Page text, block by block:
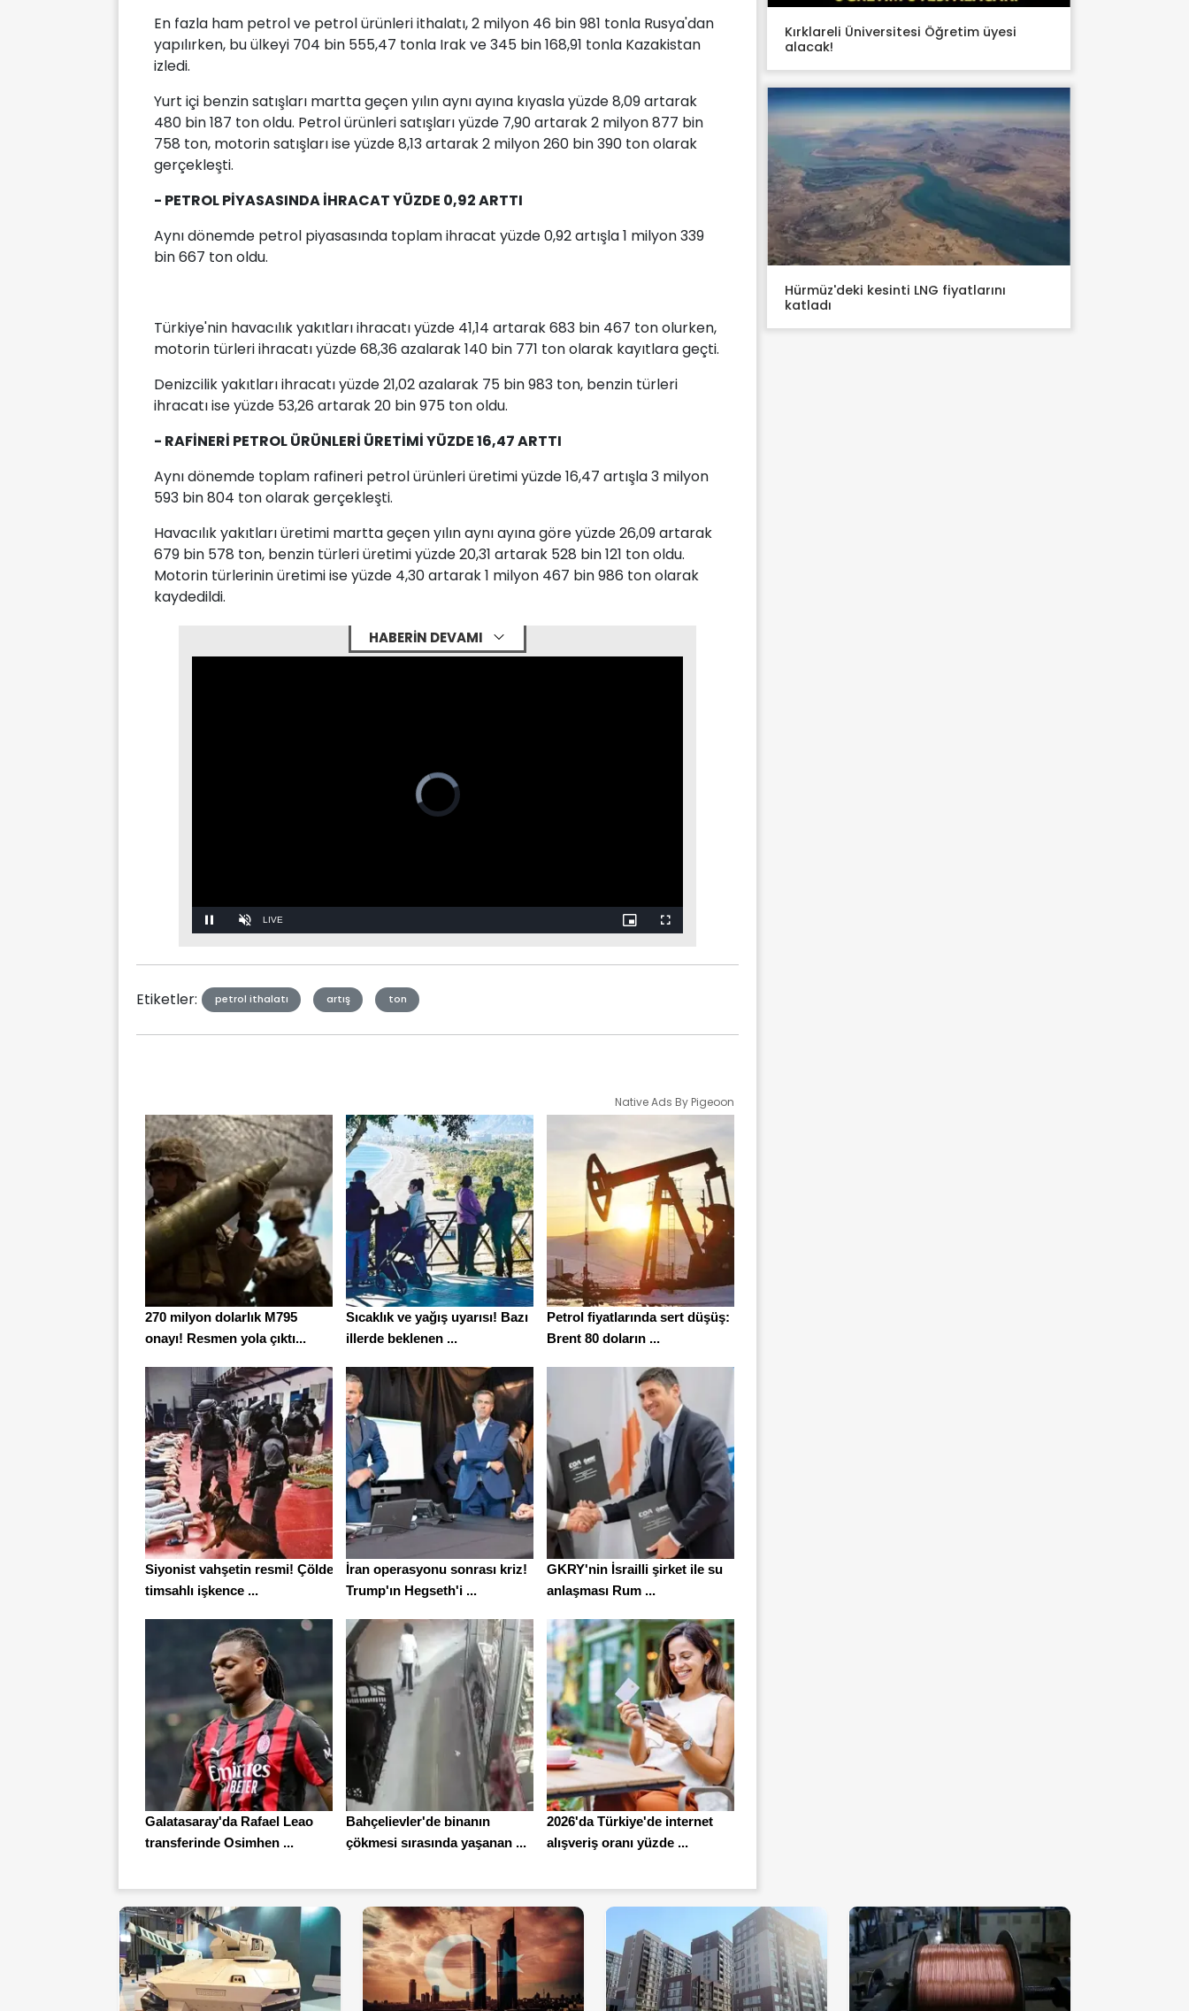
En fazla ham petrol ve petrol ürünleri ithalatı, 2 milyon 46 bin 981 tonla Rusya'dan
yapılırken, bu ülkeyi 704 bin 555,47 tonla Irak ve 345 bin 168,91 tonla Kazakistan
izledi.
Yurt içi benzin satışları martta geçen yılın aynı ayına kıyasla yüzde 8,09 artarak
480 bin 187 ton oldu. Petrol ürünleri satışları yüzde 7,90 artarak 2 milyon 877 bin
758 ton, motorin satışları ise yüzde 8,13 artarak 2 milyon 260 bin 390 ton olarak
gerçekleşti.
- PETROL PİYASASINDA İHRACAT YÜZDE 0,92 ARTTI
Aynı dönemde petrol piyasasında toplam ihracat yüzde 0,92 artışla 1 milyon 339
bin 667 ton oldu.
Türkiye'nin havacılık yakıtları ihracatı yüzde 41,14 artarak 683 bin 467 ton olurken,
motorin türleri ihracatı yüzde 68,36 azalarak 140 bin 771 ton olarak kayıtlara geçti.
Denizcilik yakıtları ihracatı yüzde 21,02 azalarak 75 bin 983 ton, benzin türleri
ihracatı ise yüzde 53,26 artarak 20 bin 975 ton oldu.
- RAFİNERİ PETROL ÜRÜNLERİ ÜRETİMİ YÜZDE 16,47 ARTTI
Aynı dönemde toplam rafineri petrol ürünleri üretimi yüzde 16,47 artışla 3 milyon
593 bin 804 ton olarak gerçekleşti.
Havacılık yakıtları üretimi martta geçen yılın aynı ayına göre yüzde 26,09 artarak
679 bin 578 ton, benzin türleri üretimi yüzde 20,31 artarak 528 bin 121 ton oldu.
Motorin türlerinin üretimi ise yüzde 4,30 artarak 1 milyon 467 bin 986 ton olarak
kaydedildi.
HABERİN DEVAMI
Unmute Stream
Etiketler: petrol ithalatı artış ton
Native Ads By Pigeoon
270 milyon dolarlık M795
onayı! Resmen yola çıktı...
Sıcaklık ve yağış uyarısı! Bazı
illerde beklenen ...
Petrol fiyatlarında sert düşüş:
Brent 80 doların ...
Siyonist vahşetin resmi! Çölde
timsahlı işkence ...
İran operasyonu sonrası kriz!
Trump'ın Hegseth'i ...
GKRY'nin İsrailli şirket ile su
anlaşması Rum ...
Galatasaray'da Rafael Leao
transferinde Osimhen ...
Bahçelievler'de binanın
çökmesi sırasında yaşanan ...
2026'da Türkiye'de internet
alışveriş oranı yüzde ...
Kırklareli Üniversitesi Öğretim üyesi
alacak!
Hürmüz'deki kesinti LNG fiyatlarını
katladı